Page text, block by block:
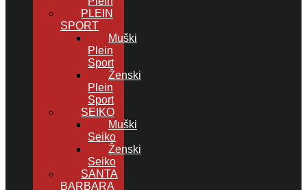
PLEIN
SPORT
Muški
Plein
Sport
Ženski
Plein
Sport
SEIKO
Muški
Seiko
Ženski
Seiko
SANTA
BARBARA